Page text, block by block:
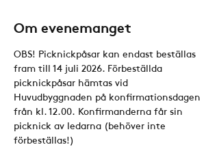
Om evenemanget
OBS! Picknickpåsar kan endast beställas
fram till 14 juli 2026. Förbeställda
picknickpåsar hämtas vid
Huvudbyggnaden på konfirmationsdagen
från kl. 12.00. Konfirmanderna får sin
picknick av ledarna (behöver inte
förbeställas!)